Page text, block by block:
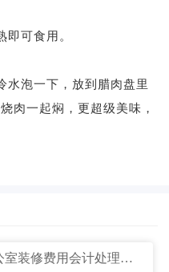
可食用。
水泡一下，放到腊肉盘里
肉一起焖，更超级美味，
办公室怎么装修办公室装修费用会计处理怎么做